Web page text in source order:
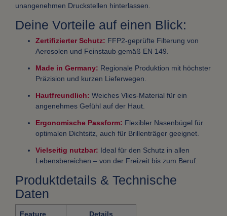
unangenehmen Druckstellen hinterlassen.
Deine Vorteile auf einen Blick:
Zertifizierter Schutz: FFP2-geprüfte Filterung von
Aerosolen und Feinstaub gemäß EN 149.
Made in Germany: Regionale Produktion mit höchster
Präzision und kurzen Lieferwegen.
Hautfreundlich: Weiches Vlies-Material für ein
angenehmes Gefühl auf der Haut.
Ergonomische Passform: Flexibler Nasenbügel für
optimalen Dichtsitz, auch für Brillenträger geeignet.
Vielseitig nutzbar: Ideal für den Schutz in allen
Lebensbereichen – von der Freizeit bis zum Beruf.
Produktdetails & Technische
Daten
Feature Details